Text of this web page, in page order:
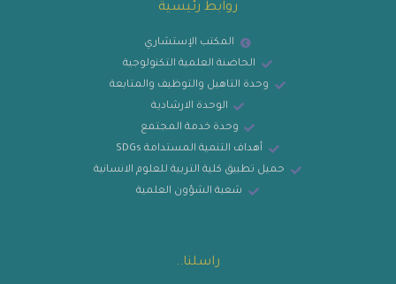
روابط رئيسية
المكتب الإستشاري
الحاضنة العلمية التكنولوجية
وحدة التاهيل والتوظيف والمتابعة
الوحدة الارشادية
وحدة خدمة المجتمع
أهداف التنمية المستدامة SDGs
حميل تطبيق كلية التربية للعلوم الانسانية
شعبة الشؤون العلمية
راسلنا..